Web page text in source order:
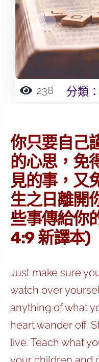
238 分類：
你只要自己
的心思，免
見的事，又
生之日離開
些事傳給你
4:9 新譯本)
Just make sure
watch over
anything of what
heart wander off.
live. Teach what